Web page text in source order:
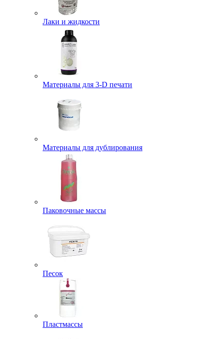
Лаки и жидкости
Материалы для 3-D печати
Материалы для дублирования
Паковочные массы
Песок
Пластмассы